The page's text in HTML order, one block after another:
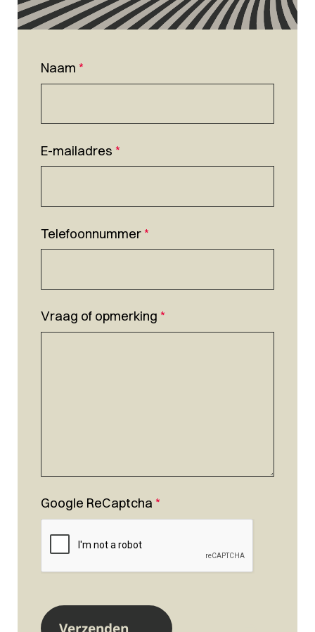
Naam *
E-mailadres *
Telefoonnummer*
Vraag of opmerking *
Google ReCaptcha *